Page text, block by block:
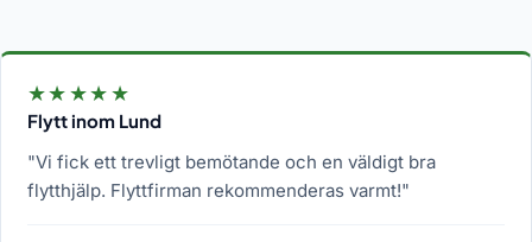
★★★★★
Flytt inom Lund
"Vi fick ett trevligt bemötande och en väldigt bra
flytthjälp. Flyttfirman rekommenderas varmt!"